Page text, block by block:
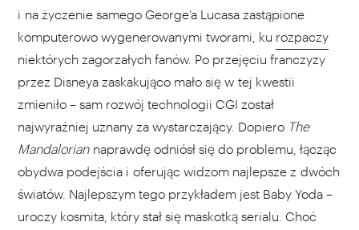
i na życzenie samego George’a Lucasa zastąpione
komputerowo wygenerowanymi tworami, ku rozpaczy
niektórych zagorzałych fanów. Po przejęciu franczyzy
przez Disneya zaskakująco mało się w tej kwestii
zmieniło – sam rozwój technologii CGI został
najwyraźniej uznany za wystarczający. Dopiero The
Mandalorian naprawdę odniósł się do problemu, łącząc
obydwa podejścia i oferując widzom najlepsze z dwóch
światów. Najlepszym tego przykładem jest Baby Yoda –
uroczy kosmita, który stał się maskotką serialu. Choć